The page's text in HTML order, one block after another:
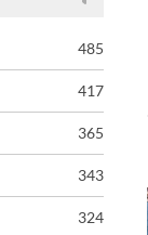
485
417
365
343
324